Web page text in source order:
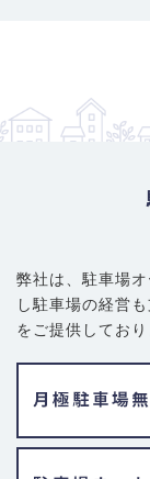
弊社は、駐車場
し駐車場の経営
をご提供しており